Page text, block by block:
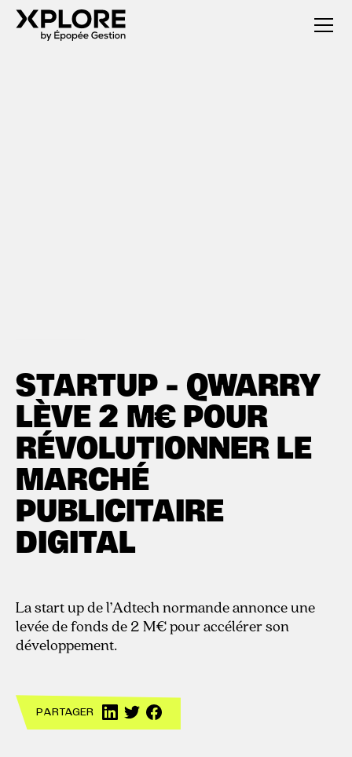
STARTUP - QWARRY
LÈVE 2 M€ POUR
RÉVOLUTIONNER LE
MARCHÉ
PUBLICITAIRE
DIGITAL
La start up de l’Adtech normande annonce une
levée de fonds de 2 M€ pour accélérer son
développement.
PARTAGER